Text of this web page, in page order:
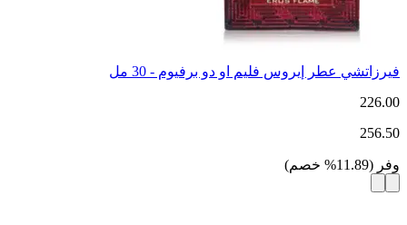
فيرزاتشي عطر إيروس فليم او دو برفيوم - 30 مل
226.00
256.50
وفر (
11.89
% خصم)